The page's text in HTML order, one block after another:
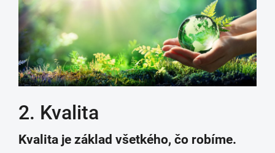
2. Kvalita
Kvalita je základ všetkého, čo robíme.